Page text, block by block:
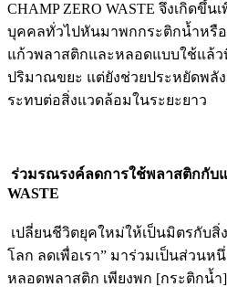
CHAMP ZERO WASTE จึงเกิดขึ้
บุคคลทั่วไปหันมาพกกระติกน้ำหรื
แก้วพลาสติกและหลอดแบบใช้แล้ว
ปริมาณขยะ แต่ยังช่วยประหยัดพลั
ระทบต่อสิ่งแวดล้อมในระยะยาว
ร่วมรณรงค์ลดการใช้พลาสติกกับ
WASTE
เปลี่ยนชีวิตยุคใหม่ให้เป็นมิตรกับสิ่
โลก ลดเพื่อเรา” มาร่วมเป็นส่วนห
หลอดพลาสติก เพียงพก [กระติกน้